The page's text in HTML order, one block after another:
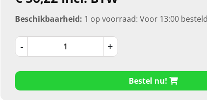
Beschikbaarheid: 1 op voorraad: Voor 13:00
- +
Bestel nu!